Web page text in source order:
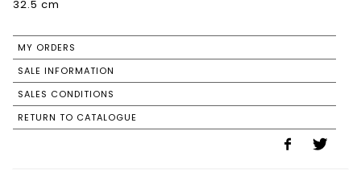
32.5 cm
MY ORDERS
SALE INFORMATION
SALES CONDITIONS
RETURN TO CATALOGUE